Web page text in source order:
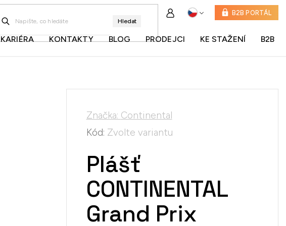
Hledat
B2B PORTÁL
KARIÉRA KONTAKTY BLOG PRODEJCI KE STAŽENÍ B2B
Plášť
CONTINENTAL
Grand Prix
Značka: Continental
Kód: Zvolte variantu